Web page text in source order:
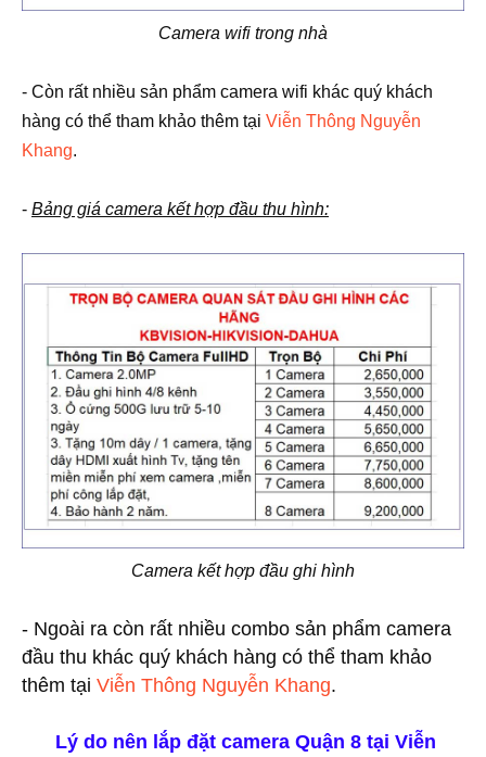
Camera wifi trong nhà
- Còn rất nhiều sản phẩm camera wifi khác quý khách
hàng có thể tham khảo thêm tại Viễn Thông Nguyễn
Khang.
- Bảng giá camera kết hợp đầu thu hình:
Camera kết hợp đầu ghi hình
- Ngoài ra còn rất nhiều combo sản phẩm camera
đầu thu khác quý khách hàng có thể tham khảo
thêm tại Viễn Thông Nguyễn Khang.
Lý do nên lắp đặt camera Quận 8 tại Viễn